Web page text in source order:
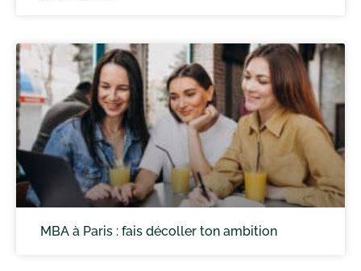
MBA à Paris : fais décoller ton ambition